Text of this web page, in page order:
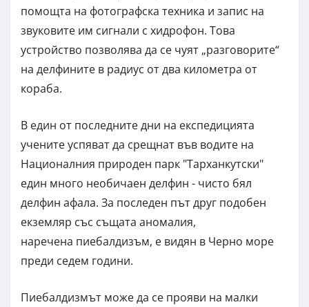
помощта на фотографска техника и запис на
звуковите им сигнали с хидрофон. Това
устройство позволява да се чуят „разговорите“
на делфините в радиус от два километра от
кораба.
В един от последните дни на експедицията
учените успяват да срещнат във водите на
Националния природен парк "Тарханкутски"
един много необичаен делфин - чисто бял
делфин афала. За последен път друг подобен
екземляр със същата аномалия,
наречена пиебалдизъм, е видян в Черно море
преди седем години.
Пиебалдизмът може да се прояви на малки